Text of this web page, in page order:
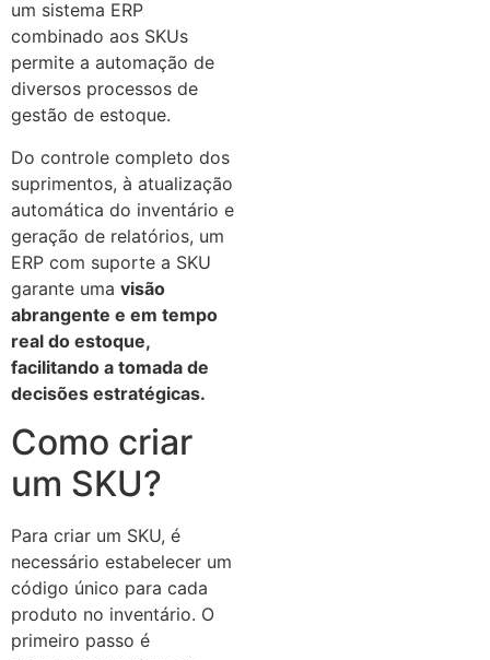
um sistema ERP
combinado aos SKUs
permite a automação de
diversos processos de
gestão de estoque.
Do controle completo dos
suprimentos, à atualização
automática do inventário e
geração de relatórios, um
ERP com suporte a SKU
garante uma visão
abrangente e em tempo
real do estoque,
facilitando a tomada de
decisões estratégicas.
Como criar
um SKU?
Para criar um SKU, é
necessário estabelecer um
código único para cada
produto no inventário. O
primeiro passo é